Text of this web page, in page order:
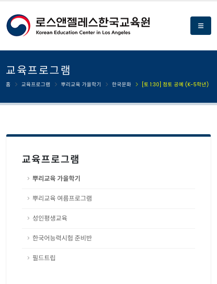
교육프로그램
홈 교육프로그램 뿌리교육 가을학기 한국문화 [토 1:30] 점토 공예 (K-5학년)
교육프로그램
뿌리교육 가을학기
뿌리교육 여름프로그램
성인평생교육
한국어능력시험 준비반
필드트립